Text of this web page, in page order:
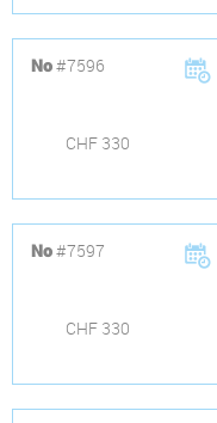
No#7596
CHF 330
No#7597
CHF 330